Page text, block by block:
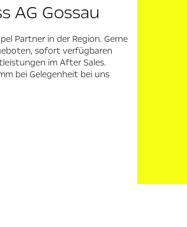
AG Gossau
Partner in der Region. Gerne
sofort verfügbaren
im After Sales.
bei Gelegenheit bei uns